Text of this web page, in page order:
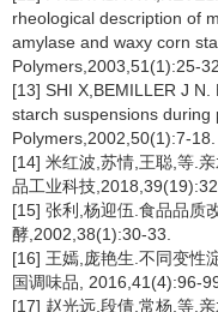
rheological description of
amylase and waxy corn
Polymers,2003,51(1):25-32.
[13] SHI X,BEMILLER J
starch suspensions
Polymers,2002,50(1):7-18.
[14] 米红波,苏情,王聪,等.
品工业科技
[15] 张利,杨迎伍.食品品
酵,2002,38(1):30-33.
[16] 王嫣,庞艳生.不同变性
国调味品, 2016,41(4):96-
[17] 赵光远,段倩,常杨,等.